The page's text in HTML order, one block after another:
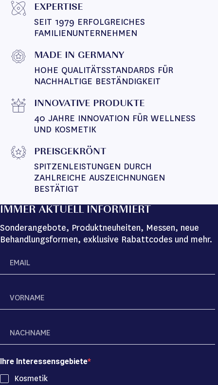
EXPERTISE
SEIT 1979 ERFOLGREICHES
FAMILIENUNTERNEHMEN
MADE IN GERMANY
HOHE QUALITÄTSSTANDARDS FÜR
NACHHALTIGE BESTÄNDIGKEIT
INNOVATIVE PRODUKTE
40 JAHRE INNOVATION FÜR WELLNESS
UND KOSMETIK
PREISGEKRÖNT
SPITZENLEISTUNGEN DURCH
ZAHLREICHE AUSZEICHNUNGEN
BESTÄTIGT
IMMER AKTUELL INFORMIERT
Sonderangebote, Produktneuheiten, Messen, neue
Behandlungsformen, exklusive Rabattcodes und mehr.
Ihre Interessensgebiete
Kosmetik